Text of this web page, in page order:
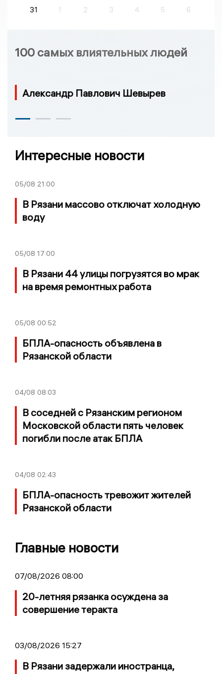
31
1 2 3 4 5 6
100 самых влиятельных людей
Александр Павлович Шевырев
Интересные новости
05/08 21:00
В Рязани массово отключат холодную
воду
05/08 17:00
В Рязани 44 улицы погрузятся во мрак
на время ремонтных работа
05/08 00:52
БПЛА-опасность объявлена в
Рязанской области
04/08 08:03
В соседней с Рязанским регионом
Московской области пять человек
погибли после атак БПЛА
04/08 02:43
БПЛА-опасность тревожит жителей
Рязанской области
Главные новости
07/08/2026 08:00
20-летняя рязанка осуждена за
совершение теракта
03/08/2026 15:27
В Рязани задержали иностранца,